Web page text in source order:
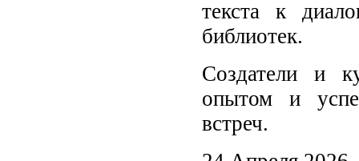
текста к
библиотек.
Создатели и
опытом и
встреч.